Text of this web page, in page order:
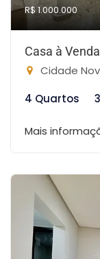
R$ 1.000.000
Casa à
Cidade
4 Quartos
Mais